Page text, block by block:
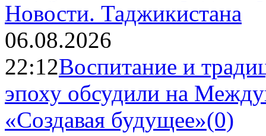
Новости. Таджикистана
06.08.2026
22:12Воспитание и
эпоху обсудили на
«Создавая будущее»(0)